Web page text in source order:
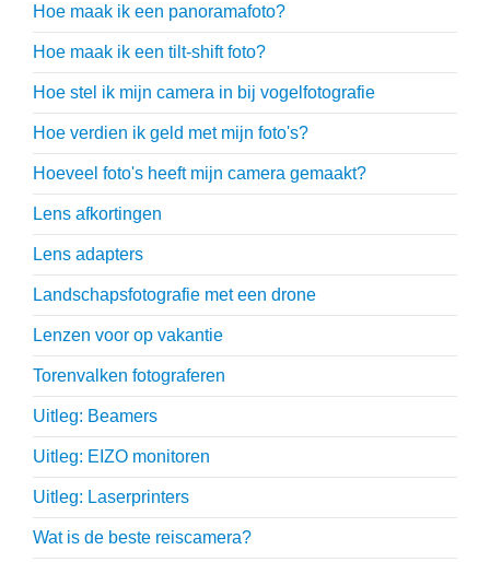
Hoe maak ik een panoramafoto?
Hoe maak ik een tilt-shift foto?
Hoe stel ik mijn camera in bij vogelfotografie
Hoe verdien ik geld met mijn foto's?
Hoeveel foto's heeft mijn camera gemaakt?
Lens afkortingen
Lens adapters
Landschapsfotografie met een drone
Lenzen voor op vakantie
Torenvalken fotograferen
Uitleg: Beamers
Uitleg: EIZO monitoren
Uitleg: Laserprinters
Wat is de beste reiscamera?